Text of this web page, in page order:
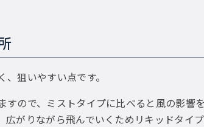
狙いやすい点です。
ので、ミストタイプに比べると風の影響
がりながら飛んでいくためリキッドタイ